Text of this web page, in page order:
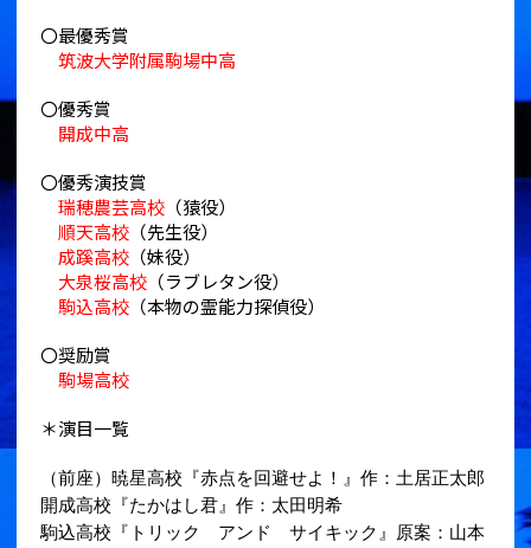
〇最優秀賞
筑波大学附属駒場中高
〇優秀賞
開成中高
〇優秀演技賞
瑞穂農芸高校（猿役）
順天高校（先生役）
成蹊高校（妹役）
大泉桜高校（ラブレタン役）
駒込高校（本物の霊能力探偵役）
〇奨励賞
駒場高校
＊演目一覧
（前座）暁星高校『赤点を回避せよ！』作：土居正太郎
開成高校『たかはし君』作：太田明希
駒込高校『トリック アンド サイキック』原案：山本